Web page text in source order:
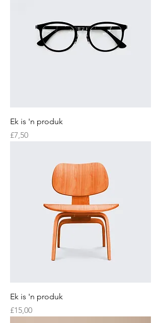
Ek is 'n produk
Price
£7,50
Ek is 'n produk
Price
£15,00